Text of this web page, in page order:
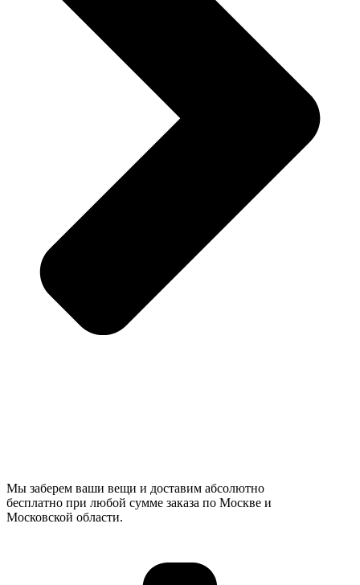
Мы заберем ваши вещи и доставим абсолютно
бесплатно при любой сумме заказа по Москве и
Московской области.